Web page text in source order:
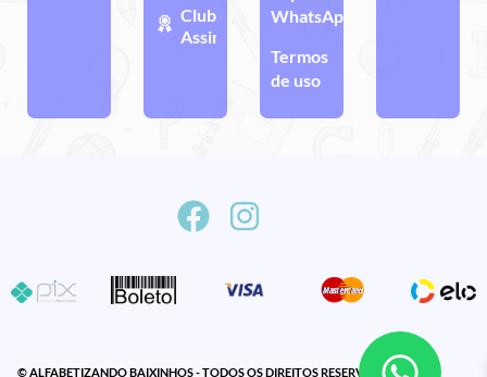
Clube de
Assinatura
WhatsApp
Termos
de uso
© ALFABETIZANDO BAIXINHOS - TODOS OS DIREITOS RESERVADOS